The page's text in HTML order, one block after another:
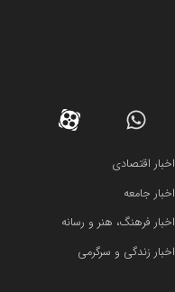
اخبار اقتصادی
اخبار جامعه
اخبار فرهنگ، هنر و رسانه
اخبار زندگی و سرگرمی